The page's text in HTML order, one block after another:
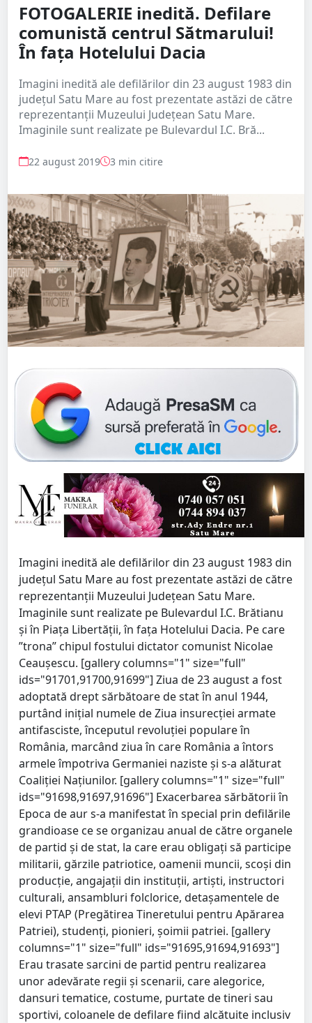
FOTOGALERIE inedită. Defilare
comunistă centrul Sătmarului!
În fața Hotelului Dacia
Imagini inedită ale defilărilor din 23 august 1983 din
județul Satu Mare au fost prezentate astăzi de către
reprezentanții Muzeului Județean Satu Mare.
Imaginile sunt realizate pe Bulevardul I.C. Bră...
22 august 2019 3 min citire
Imagini inedită ale defilărilor din 23 august 1983 din
județul Satu Mare au fost prezentate astăzi de către
reprezentanții Muzeului Județean Satu Mare.
Imaginile sunt realizate pe Bulevardul I.C. Brătianu
și în Piața Libertății, în fața Hotelului Dacia. Pe care
”trona” chipul fostului dictator comunist Nicolae
Ceaușescu. [gallery columns="1" size="full"
ids="91701,91700,91699"] Ziua de 23 august a fost
adoptată drept sărbătoare de stat în anul 1944,
purtând inițial numele de Ziua insurecției armate
antifasciste, începutul revoluției populare în
România, marcând ziua în care România a întors
armele împotriva Germaniei naziste şi s-a alăturat
Coaliţiei Naţiunilor. [gallery columns="1" size="full"
ids="91698,91697,91696"] Exacerbarea sărbătorii în
Epoca de aur s-a manifestat în special prin defilările
grandioase ce se organizau anual de către organele
de partid și de stat, la care erau obligați să participe
militarii, gărzile patriotice, oamenii muncii, scoși din
producție, angajații din instituții, artiști, instructori
culturali, ansambluri folclorice, detașamentele de
elevi PTAP (Pregătirea Tineretului pentru Apărarea
Patriei), studenți, pionieri, şoimii patriei. [gallery
columns="1" size="full" ids="91695,91694,91693"]
Erau trasate sarcini de partid pentru realizarea
unor adevărate regii și scenarii, care alegorice,
dansuri tematice, costume, purtate de tineri sau
sportivi, coloanele de defilare fiind alcătuite inclusiv